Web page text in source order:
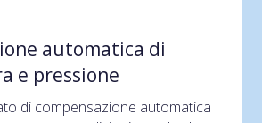
automatica di
e pressione
di compensazione automatica